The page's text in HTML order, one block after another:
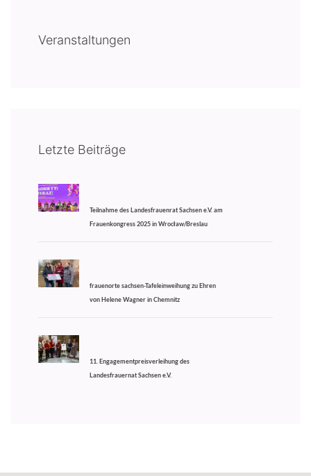
Veranstaltungen
Letzte Beiträge
Teilnahme des Landesfrauenrat Sachsen e.V. am
Frauenkongress 2025 in Wrocław/Breslau
frauenorte sachsen-Tafeleinweihung zu Ehren
von Helene Wagner in Chemnitz
11. Engagementpreisverleihung des
Landesfrauernat Sachsen e.V.